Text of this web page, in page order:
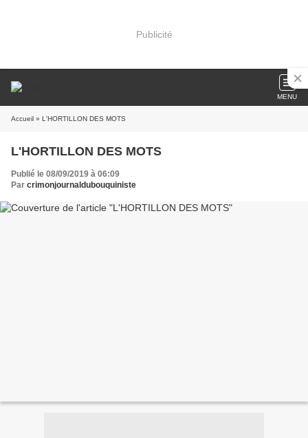
Publicité
MENU
Accueil » L'HORTILLON DES MOTS
L'HORTILLON DES MOTS
Publié le 08/09/2019 à 06:09
Par crimonjournaldubouquiniste